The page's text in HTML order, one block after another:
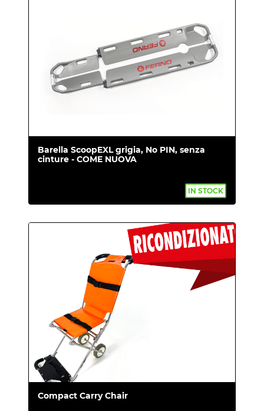
Barella ScoopEXL grigia, No PIN, senza
cinture - COME NUOVA
IN STOCK
Compact Carry Chair